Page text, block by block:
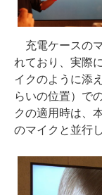
充電ケースの
れており、実際
イクのように添
らいの位置）で
クの適用時は、
のマイクと並行